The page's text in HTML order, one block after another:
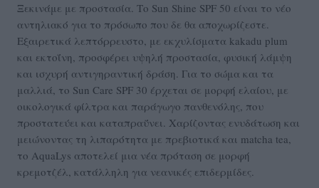
Ξεκινάμε με προστασία. Το Sun Shine SPF 50 είναι το νέο
αντηλιακό για το πρόσωπο που δε θα αποχωρίζεστε.
Εξαιρετικά λεπτόρρευστο, με εκχυλίσματα kakadu plum
και εκτοΐνη, προσφέρει υψηλή προστασία, φυσική λάμψη
και ισχυρή αντιγηραντική δράση. Για το σώμα και τα
μαλλιά, το Sun Care SPF 30 έρχεται σε μορφή ελαίου, με
οικολογικά φίλτρα και παράγωγο πανθενόλης, που
προστατεύει και καταπραΰνει. Χαρίζοντας ενυδάτωση και
μειώνοντας τη λιπαρότητα με πρεβιοτικά και matcha tea,
το AquaLys αποτελεί μια νέα πρόταση σε μορφή
κρεμοτζέλ, κατάλληλη για νεανικές επιδερμίδες.